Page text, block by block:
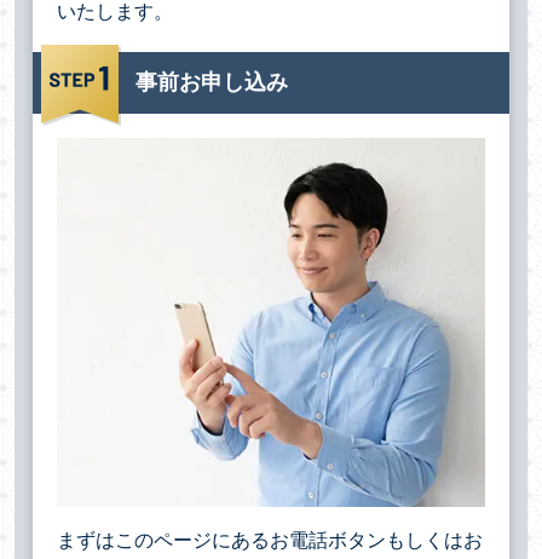
いたします。
事前お申し込み
まずはこのページにあるお電話ボタンもしくはお